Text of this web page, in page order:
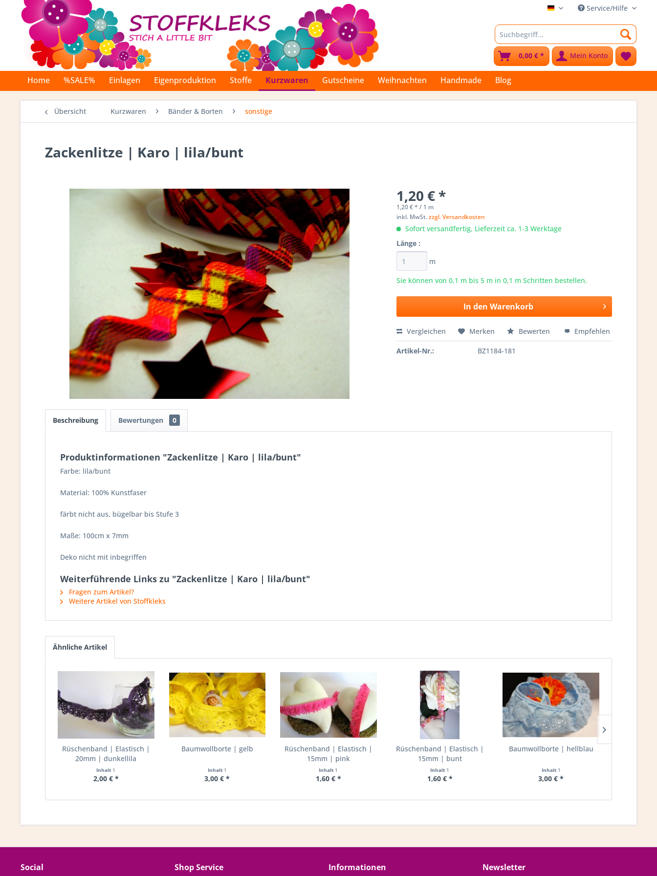
Stoffkleks Service/Hilfe
Mein Konto
0,00 € *
Home %SALE% Einlagen Eigenproduktion Stoffe Kurzwaren Gutscheine Weihnachten Handmade Blog
Übersicht Kurzwaren Bänder & Borten sonstige
Zackenlitze | Karo | lila/bunt
1,20 € *
1,20 € * / 1 m
inkl. MwSt.zzgl. Versandkosten
Sofort versandfertig, Lieferzeit ca. 1-3 Werktage
Länge :
m
Sie können von 0,1 m bis5 m in 0,1 m Schritten bestellen.
In den Warenkorb
Vergleichen Merken Bewerten Empfehlen
Artikel-Nr.: BZ1184-181
Beschreibung Bewertungen 0
Produktinformationen "Zackenlitze | Karo | lila/bunt"
Farbe: lila/bunt
Material: 100% Kunstfaser
färbt nicht aus, bügelbar bis Stufe 3
Maße: 100cm x 7mm
Deko nicht mit inbegriffen
Weiterführende Links zu "Zackenlitze | Karo | lila/bunt"
Fragen zum Artikel?
Weitere Artikel von Stoffkleks
Ähnliche Artikel
Rüschenband | Elastisch |
20mm | dunkellila
Inhalt 1
2,00 € *
Baumwollborte | gelb
Inhalt 1
3,00 € *
Rüschenband | Elastisch |
15mm | pink
Inhalt 1
1,60 € *
Rüschenband | Elastisch |
15mm | bunt
Inhalt 1
1,60 € *
Baumwollborte | hellblau
Inhalt 1
3,00 € *
Social Shop Service Informationen Newsletter